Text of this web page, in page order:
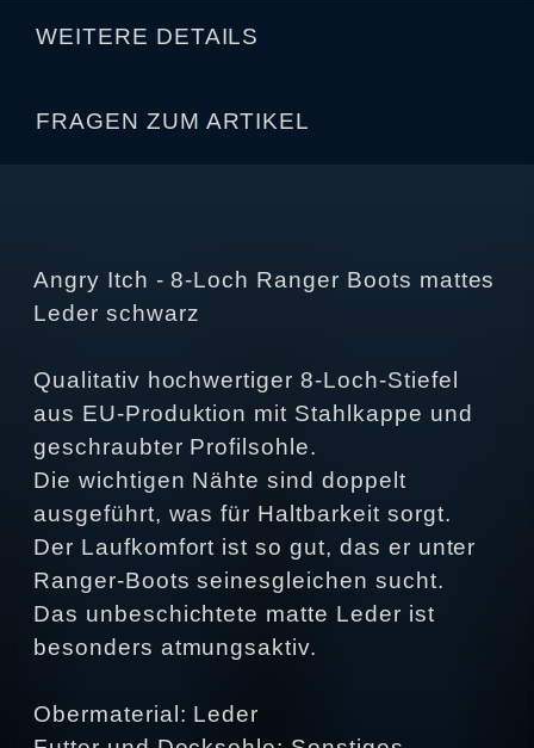
WEITERE DETAILS
FRAGEN ZUM ARTIKEL
Angry Itch - 8-Loch Ranger Boots mattes
Leder schwarz
Qualitativ hochwertiger 8-Loch-Stiefel
aus EU-Produktion mit Stahlkappe und
geschraubter Profilsohle.
Die wichtigen Nähte sind doppelt
ausgeführt, was für Haltbarkeit sorgt.
Der Laufkomfort ist so gut, das er unter
Ranger-Boots seinesgleichen sucht.
Das unbeschichtete matte Leder ist
besonders atmungsaktiv.
Obermaterial: Leder